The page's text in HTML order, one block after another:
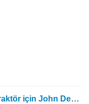
John Deere 1950, 2650 tekerlekli traktör için John Deere 1950, 2650 Debriyaj Komple Al120027; Al41714; Al67046; Al120013 AL120027